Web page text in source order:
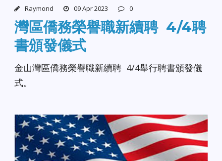
Raymond 09 Apr 2023 0
灣區僑務榮譽職新續聘 4/4聘
書頒發儀式
金山灣區僑務榮譽職新續聘 4/4舉行聘書頒發儀
式。